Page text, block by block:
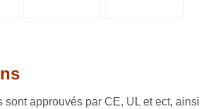
sont approuvés par CE, UL et ect, ainsi